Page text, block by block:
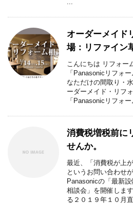
オーダーメイド
場：リファイン
こんにちは リフォー
「Panasonicリフォ
なただけの間取り・
ーダーメイド・リフ
「Panasonicリフォ
消費税増税前に
せんか。
最近、「消費税が上
というお問い合わせ
Panasonicの「最新
相談会」を開催しま
る２０１９年１０月